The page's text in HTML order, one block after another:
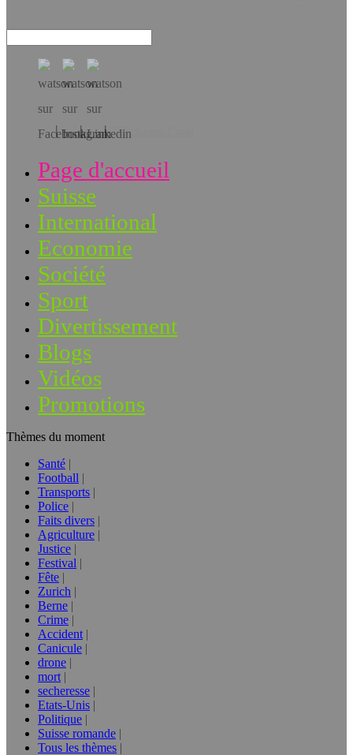
Téléchargez l’app!
Page d'accueil
Suisse
International
Economie
Société
Sport
Divertissement
Blogs
Vidéos
Promotions
Thèmes du moment
Santé
Football
Transports
Police
Faits divers
Agriculture
Justice
Festival
Fête
Zurich
Berne
Crime
Accident
Canicule
drone
mort
secheresse
Etats-Unis
Politique
Suisse romande
Tous les thèmes